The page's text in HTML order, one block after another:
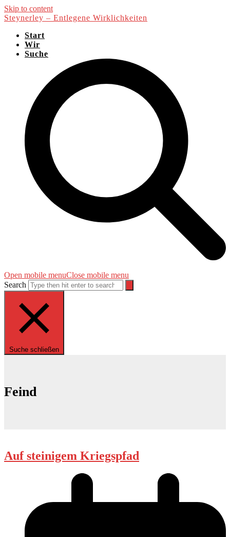
Skip to content
Steynerley – Entlegene Wirklichkeiten
Start
Wir
Suche
Open mobile menuClose mobile menu
Search
Suche schließen
Feind
Auf steinigem Kriegspfad